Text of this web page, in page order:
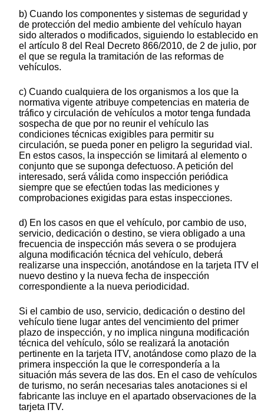
b) Cuando los componentes y sistemas de seguridad y
de protección del medio ambiente del vehículo hayan
sido alterados o modificados, siguiendo lo establecido en
el artículo 8 del Real Decreto 866/2010, de 2 de julio, por
el que se regula la tramitación de las reformas de
vehículos.
c) Cuando cualquiera de los organismos a los que la
normativa vigente atribuye competencias en materia de
tráfico y circulación de vehículos a motor tenga fundada
sospecha de que por no reunir el vehículo las
condiciones técnicas exigibles para permitir su
circulación, se pueda poner en peligro la seguridad vial.
En estos casos, la inspección se limitará al elemento o
conjunto que se suponga defectuoso. A petición del
interesado, será válida como inspección periódica
siempre que se efectúen todas las mediciones y
comprobaciones exigidas para estas inspecciones.
d) En los casos en que el vehículo, por cambio de uso,
servicio, dedicación o destino, se viera obligado a una
frecuencia de inspección más severa o se produjera
alguna modificación técnica del vehículo, deberá
realizarse una inspección, anotándose en la tarjeta ITV el
nuevo destino y la nueva fecha de inspección
correspondiente a la nueva periodicidad.
Si el cambio de uso, servicio, dedicación o destino del
vehículo tiene lugar antes del vencimiento del primer
plazo de inspección, y no implica ninguna modificación
técnica del vehículo, sólo se realizará la anotación
pertinente en la tarjeta ITV, anotándose como plazo de la
primera inspección la que le correspondería a la
situación más severa de las dos. En el caso de vehículos
de turismo, no serán necesarias tales anotaciones si el
fabricante las incluye en el apartado observaciones de la
tarjeta ITV.